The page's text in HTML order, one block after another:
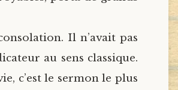
Il n’avait pas
au sens classique.
c’est le sermon le plus